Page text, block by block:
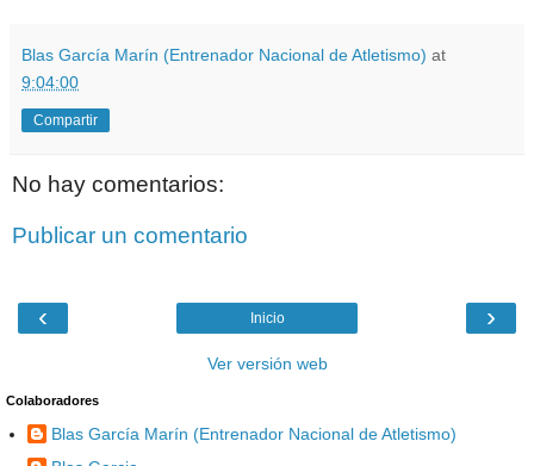
Blas García Marín (Entrenador Nacional de Atletismo) at
9:04:00
Compartir
No hay comentarios:
Publicar un comentario
‹ ›
Inicio
Ver versión web
Colaboradores
Blas García Marín (Entrenador Nacional de Atletismo)